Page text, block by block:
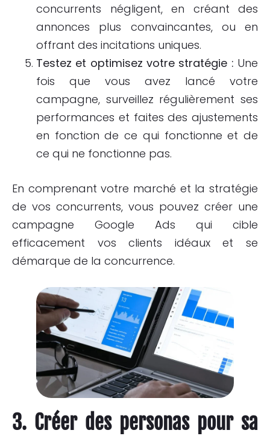
concurrents négligent, en créant des
annonces plus convaincantes, ou en
offrant des incitations uniques.
Testez et optimisez votre stratégie : Une
fois que vous avez lancé votre
campagne, surveillez régulièrement ses
performances et faites des ajustements
en fonction de ce qui fonctionne et de
ce qui ne fonctionne pas.
En comprenant votre marché et la stratégie
de vos concurrents, vous pouvez créer une
campagne Google Ads qui cible
efficacement vos clients idéaux et se
démarque de la concurrence.
3. Créer des personas pour sa